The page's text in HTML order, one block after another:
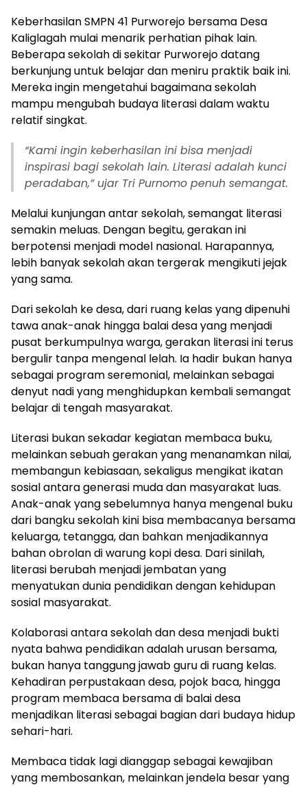
Keberhasilan SMPN 41 Purworejo bersama Desa
Kaliglagah mulai menarik perhatian pihak lain.
Beberapa sekolah di sekitar Purworejo datang
berkunjung untuk belajar dan meniru praktik baik ini.
Mereka ingin mengetahui bagaimana sekolah
mampu mengubah budaya literasi dalam waktu
relatif singkat.
“Kami ingin keberhasilan ini bisa menjadi
inspirasi bagi sekolah lain. Literasi adalah kunci
peradaban,” ujar Tri Purnomo penuh semangat.
Melalui kunjungan antar sekolah, semangat literasi
semakin meluas. Dengan begitu, gerakan ini
berpotensi menjadi model nasional. Harapannya,
lebih banyak sekolah akan tergerak mengikuti jejak
yang sama.
Dari sekolah ke desa, dari ruang kelas yang dipenuhi
tawa anak-anak hingga balai desa yang menjadi
pusat berkumpulnya warga, gerakan literasi ini terus
bergulir tanpa mengenal lelah. Ia hadir bukan hanya
sebagai program seremonial, melainkan sebagai
denyut nadi yang menghidupkan kembali semangat
belajar di tengah masyarakat.
Literasi bukan sekadar kegiatan membaca buku,
melainkan sebuah gerakan yang menanamkan nilai,
membangun kebiasaan, sekaligus mengikat ikatan
sosial antara generasi muda dan masyarakat luas.
Anak-anak yang sebelumnya hanya mengenal buku
dari bangku sekolah kini bisa membacanya bersama
keluarga, tetangga, dan bahkan menjadikannya
bahan obrolan di warung kopi desa. Dari sinilah,
literasi berubah menjadi jembatan yang
menyatukan dunia pendidikan dengan kehidupan
sosial masyarakat.
Kolaborasi antara sekolah dan desa menjadi bukti
nyata bahwa pendidikan adalah urusan bersama,
bukan hanya tanggung jawab guru di ruang kelas.
Kehadiran perpustakaan desa, pojok baca, hingga
program membaca bersama di balai desa
menjadikan literasi sebagai bagian dari budaya hidup
sehari-hari.
Membaca tidak lagi dianggap sebagai kewajiban
yang membosankan, melainkan jendela besar yang